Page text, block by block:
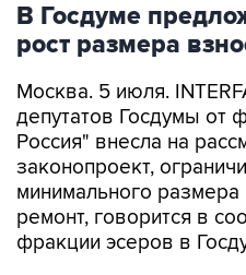
В Госдуме
рост размера
Москва. 5 июля.
депутатов Госдумы от
Россия" внесла на
законопроект,
минимального размера
ремонт, говорится в
фракции эсеров в